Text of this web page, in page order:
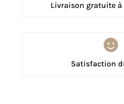
Livraison gratuite

Satisfaction